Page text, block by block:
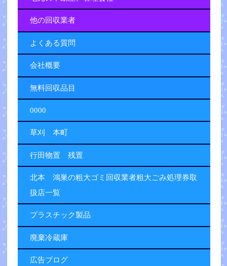
他の回収業者
よくある質問
会社概要
無料回収品目
0000
草刈 本町
行田物置 残置
北本 鴻巣の粗大ゴミ回収業者粗大ごみ処理券取
扱店一覧
プラスチック製品
廃棄冷蔵庫
広告ブログ